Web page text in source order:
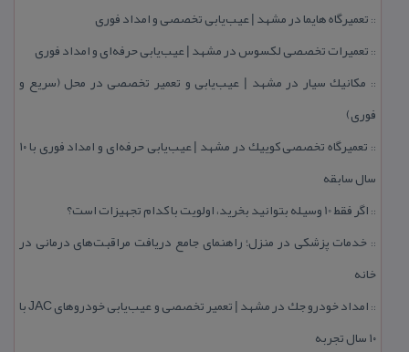
:: تعمیرگاه هایما در مشهد | عیب‌یابی تخصصی و امداد فوری
:: تعمیرات تخصصی لكسوس در مشهد | عیب‌یابی حرفه‌ای و امداد فوری
:: مكانیك سیار در مشهد | عیب‌یابی و تعمیر تخصصی در محل (سریع و
فوری)
::
تعمیرگاه تخصصی كوییك در مشهد | عیب‌یابی حرفه‌ای و امداد فوری با ۱۰
سال سابقه
:: اگر فقط 10 وسیله بتوانید بخرید، اولویت با كدام تجهیزات است؟
:: خدمات پزشكی در منزل؛ راهنمای جامع دریافت مراقبت‌های درمانی در
خانه
::
امداد خودرو جك در مشهد | تعمیر تخصصی و عیب‌یابی خودروهای JAC با
۱۰ سال تجربه